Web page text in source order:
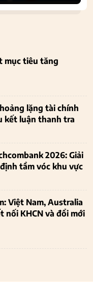
mục tiêu tăng
lặng tài chính
kết luận thanh tra
2026: Giải
tầm vóc khu vực
Việt Nam, Australia
nối KHCN và đổi mới